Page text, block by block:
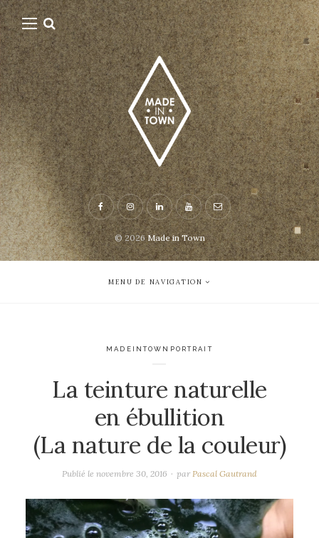
© 2026Made in Town
MENU DE NAVIGATION
MADEINTOWNPORTRAIT
La teinture naturelle
en ébullition
(La nature de la couleur)
Publié le novembre 30, 2016 parPascal Gautrand